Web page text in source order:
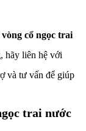
vòng cổ ngọc trai
hãy liên hệ với
và tư vấn để giúp
trai nước